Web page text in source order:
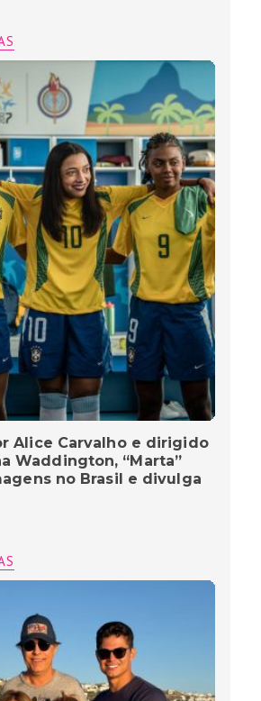
Alice Carvalho e dirigido
Waddington, “Marta”
no Brasil e divulga